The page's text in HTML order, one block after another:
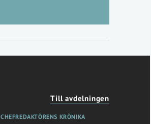
Till avdelningen
CHEFREDAKTÖRENS KRÖNIKA